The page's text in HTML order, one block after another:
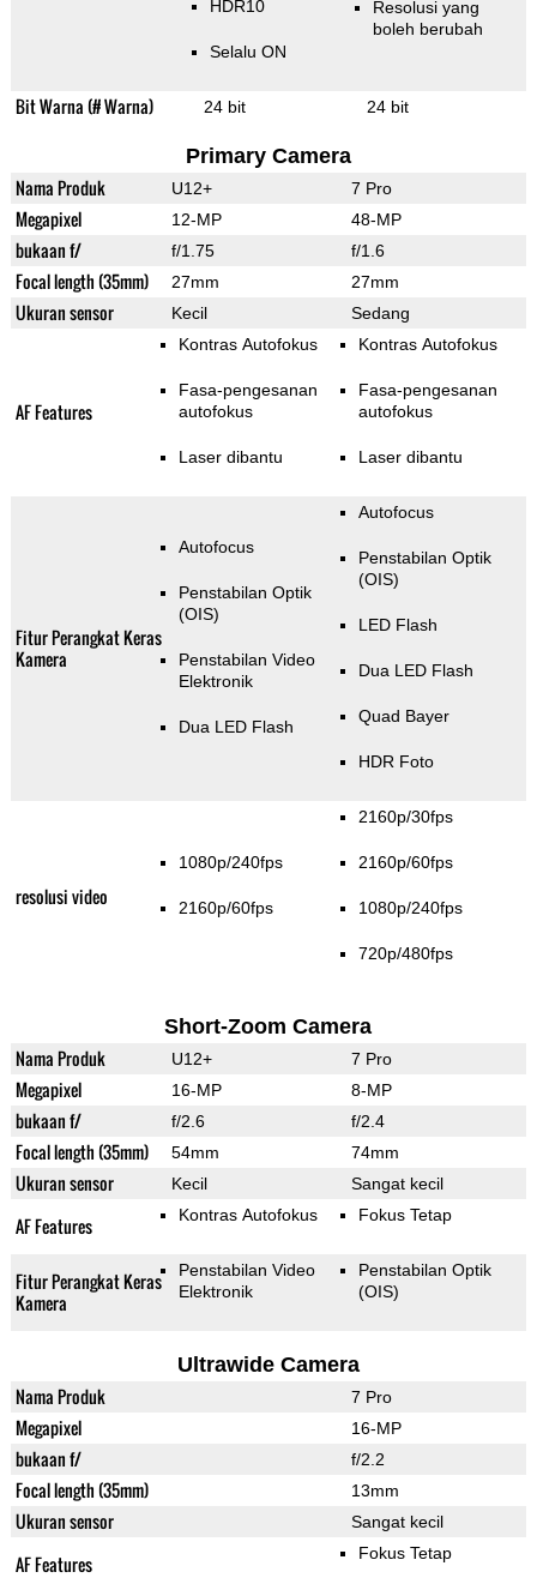
HDR10
Selalu ON
Resolusi yang
boleh berubah
Bit Warna (# Warna) 24 bit 24 bit
Primary Camera
Nama Produk U12+ 7 Pro
Megapixel 12-MP 48-MP
bukaan f/ f/1.75 f/1.6
Focal length (35mm) 27mm 27mm
Ukuran sensor Kecil Sedang
AF Features
Kontras Autofokus
Fasa-pengesanan
autofokus
Laser dibantu
Kontras Autofokus
Fasa-pengesanan
autofokus
Laser dibantu
Fitur Perangkat Keras
Kamera
Autofocus
Penstabilan Optik
(OIS)
Penstabilan Video
Elektronik
Dua LED Flash
Autofocus
Penstabilan Optik
(OIS)
LED Flash
Dua LED Flash
Quad Bayer
HDR Foto
resolusi video
1080p/240fps
2160p/60fps
2160p/30fps
2160p/60fps
1080p/240fps
720p/480fps
Short-Zoom Camera
Nama Produk U12+ 7 Pro
Megapixel 16-MP 8-MP
bukaan f/ f/2.6 f/2.4
Focal length (35mm) 54mm 74mm
Ukuran sensor Kecil Sangat kecil
AF Features Kontras Autofokus Fokus Tetap
Fitur Perangkat Keras
Kamera
Penstabilan Video
Elektronik
Penstabilan Optik
(OIS)
Ultrawide Camera
Nama Produk 7 Pro
Megapixel 16-MP
bukaan f/ f/2.2
Focal length (35mm) 13mm
Ukuran sensor Sangat kecil
AF Features Fokus Tetap